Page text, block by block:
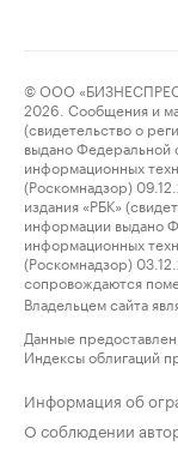
© ООО
2026. Сообщения и
(свидетельство о
выдано Федеральной
информационных
(Роскомнадзор)
издания «РБК»
информации выдано
информационных
(Роскомнадзор)
сопровождаются
Владельцем сайта
Данные
Индексы облигаций
Информация об
О соблюдении